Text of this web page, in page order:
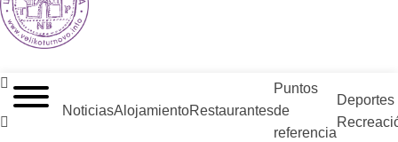
NoticiasAlojamientoRestaurantes
Puntos
de
referencia
Deportes